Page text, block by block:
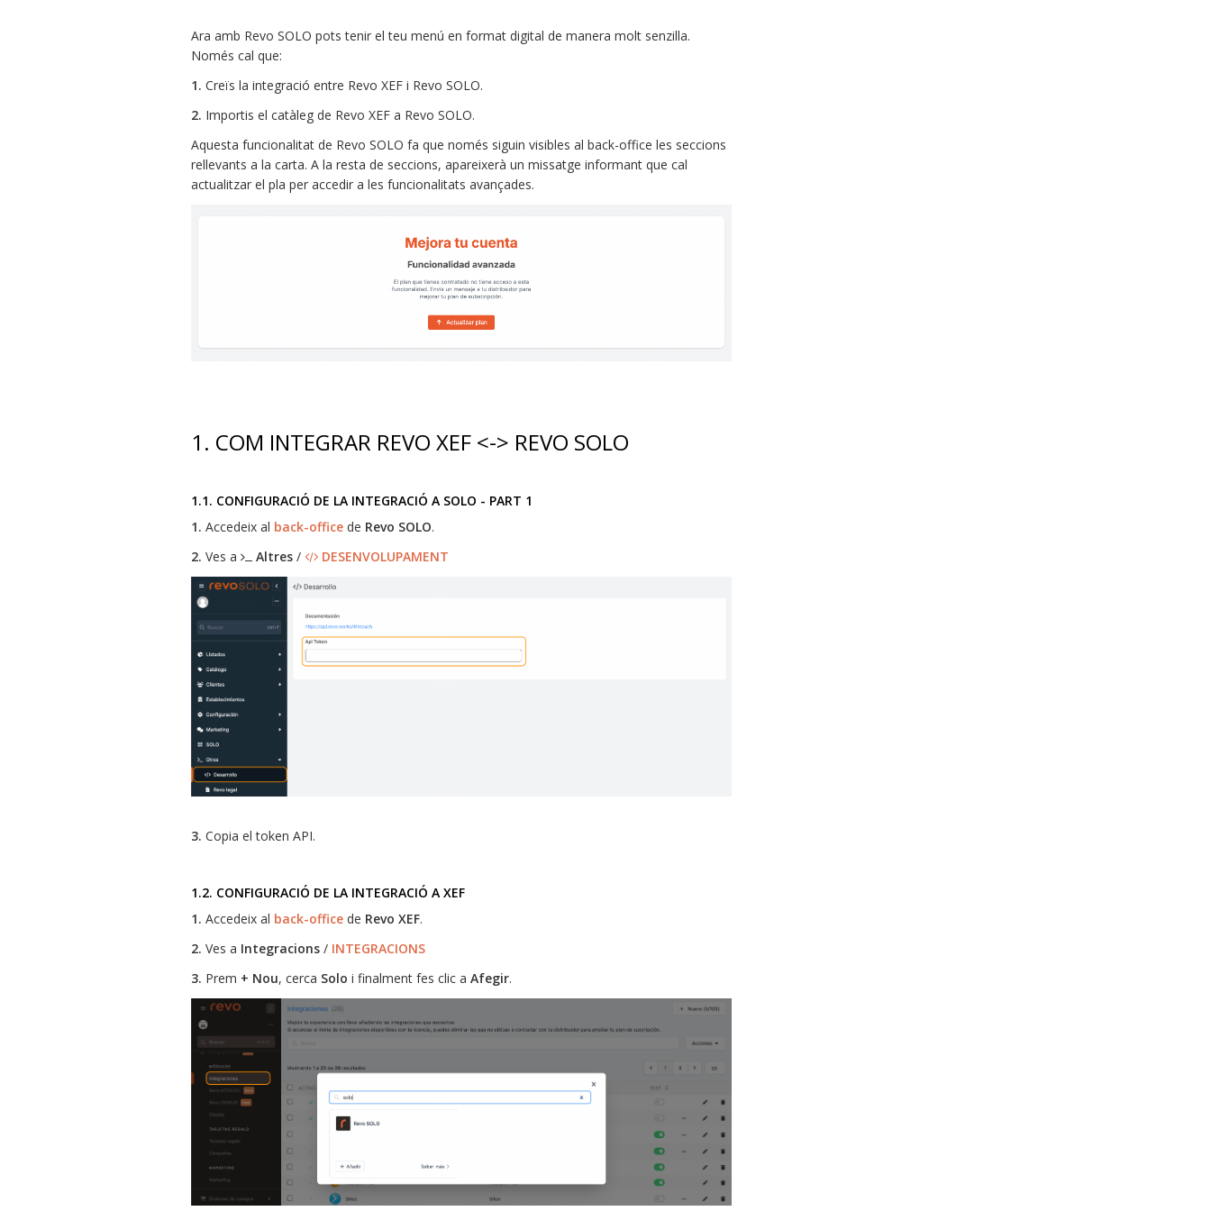
Ara amb Revo SOLO pots tenir el teu menú en format digital de manera molt senzilla.
Només cal que:
1. Creïs la integració entre Revo XEF i Revo SOLO.
2. Importis el catàleg de Revo XEF a Revo SOLO.
Aquesta funcionalitat de Revo SOLO fa que només siguin visibles al back-office les seccions
rellevants a la carta. A la resta de seccions, apareixerà un missatge informant que cal
actualitzar el pla per accedir a les funcionalitats avançades.
1. COM INTEGRAR REVO XEF <-> REVO SOLO
1.1. CONFIGURACIÓ DE LA INTEGRACIÓ A SOLO - PART 1
1. Accedeix al back-office de Revo SOLO.
2. Ves a Altres / DESENVOLUPAMENT
3. Copia el token API.
1.2. CONFIGURACIÓ DE LA INTEGRACIÓ A XEF
1. Accedeix al back-office de Revo XEF.
2. Ves a Integracions / INTEGRACIONS
3. Prem + Nou, cerca Solo i finalment fes clic a Afegir.